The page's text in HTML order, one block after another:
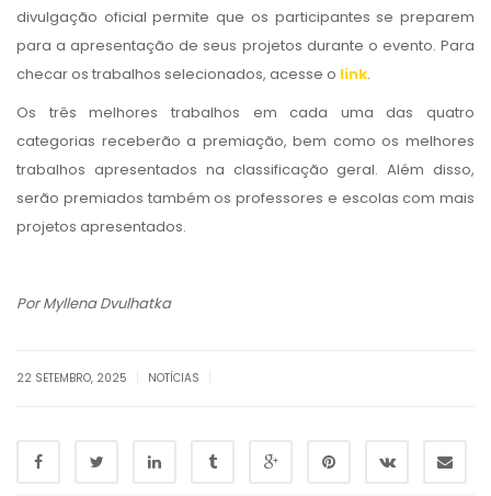
divulgação oficial permite que os participantes se preparem
para a apresentação de seus projetos durante o evento. Para
checar os trabalhos selecionados, acesse o link.
Os três melhores trabalhos em cada uma das quatro
categorias receberão a premiação, bem como os melhores
trabalhos apresentados na classificação geral. Além disso,
serão premiados também os professores e escolas com mais
projetos apresentados.
Por Myllena Dvulhatka
22 SETEMBRO, 2025 NOTÍCIAS